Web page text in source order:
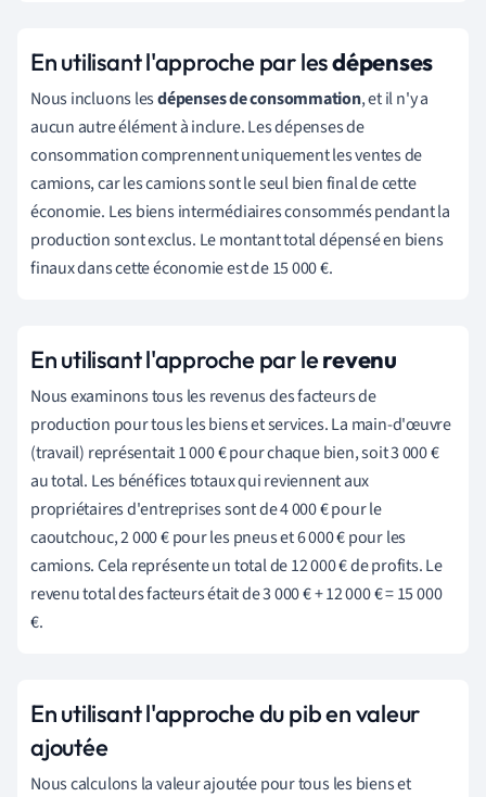
En utilisant l'approche par lesdépenses
Nous incluons lesdépenses de consommation, et il n'y a
aucun autre élément à inclure. Les dépenses de
consommation comprennent uniquement les ventes de
camions, car les camions sont le seul bien final de cette
économie. Les biens intermédiaires consommés pendant la
production sont exclus. Le montant total dépensé en biens
finaux dans cette économie est de 15 000 €.
En utilisant l'approche par lerevenu
Nous examinons tous les revenus des facteurs de
production pour tous les biens et services. La main-d'œuvre
(travail) représentait 1 000 € pour chaque bien, soit 3 000 €
au total. Les bénéfices totaux qui reviennent aux
propriétaires d'entreprises sont de 4 000 € pour le
caoutchouc, 2 000 € pour les pneus et 6 000 € pour les
camions. Cela représente un total de 12 000 € de profits. Le
revenu total des facteurs était de 3 000 € + 12 000 € = 15 000
€.
En utilisant l'approche du pib en valeur
ajoutée
Nous calculons la valeur ajoutée pour tous les biens et